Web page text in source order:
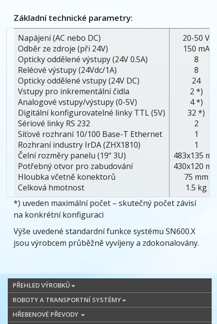
Základní technické parametry:
Napájení (AC nebo DC)
Odběr ze zdroje (při 24V)
Opticky oddělené výstupy (24V 0.5A)
Reléové výstupy (24Vdc/1A)
Opticky oddělené vstupy (24V DC)
Vstupy pro inkrementální čidla
Analogové vstupy/výstupy (0-5V)
Digitální konfigurovatelné linky TTL (5V)
Sériové linky RS 232
Síťové rozhraní 10/100 Base-T Ethernet
Rozhraní industry IrDA (ZHX1810)
Čelní rozměry panelu (19“ 3U)
Potřebný otvor pro zabudování
Hloubka včetně konektorů
Celková hmotnost
20-50 V
150 mA
8
8
24
2 *)
4 *)
32 *)
2
1
1
483x135
430x120
75 mm
1.5 kg
*) uveden maximální počet – skutečný počet závisí
na konkrétní konfiguraci
Výše uvedené standardní funkce systému SN600.X
jsou výrobcem průběžně vyvíjeny a zdokonalovány.
PŘEHLED VÝROBKŮ
ROBOTY A TRANSPORTNÍ SYSTÉMY
HŘEBENOVÉ PŘEVODY